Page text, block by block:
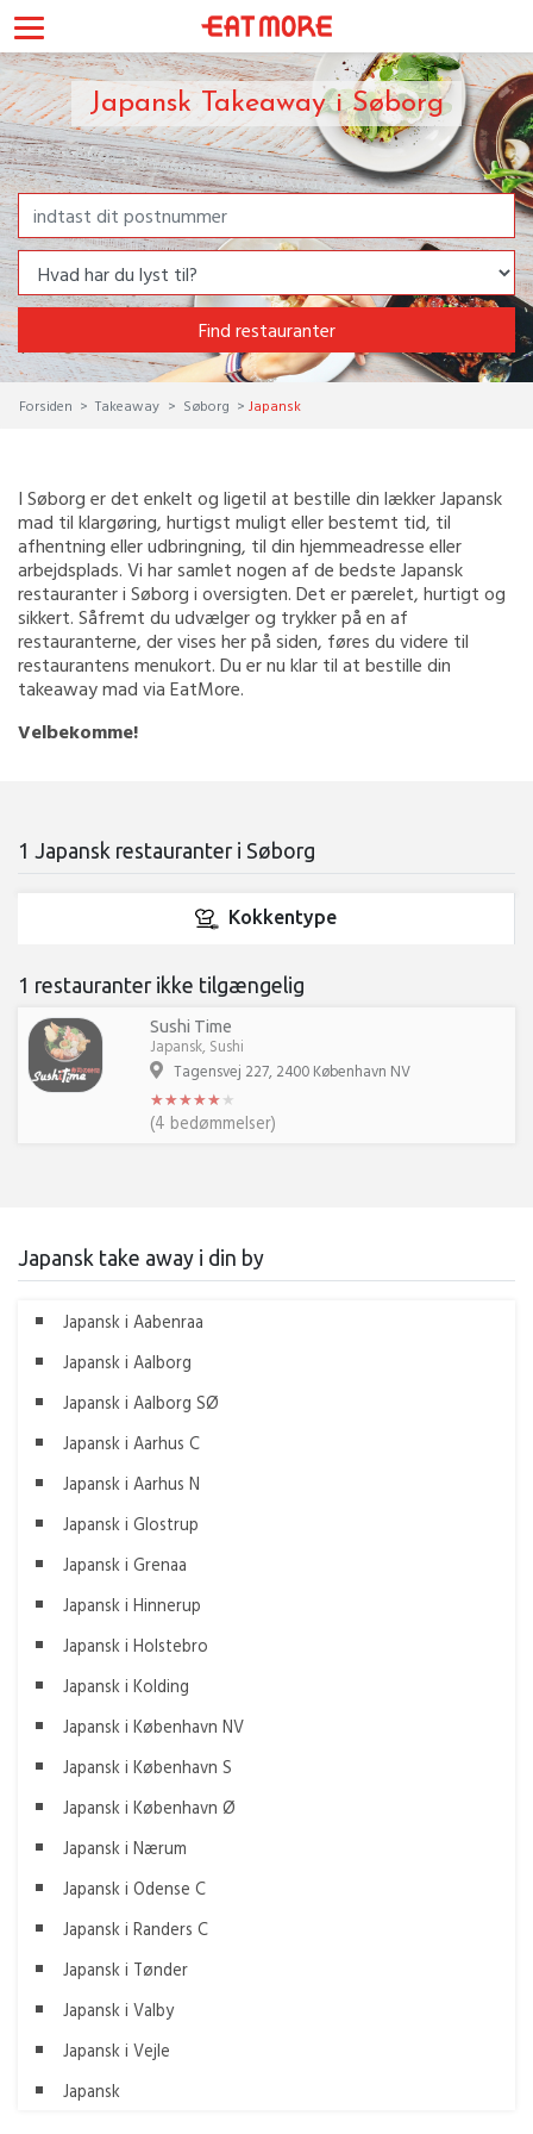
Japansk Takeaway i Søborg
Find restauranter
Forsiden Takeaway Søborg Japansk
I Søborg er det enkelt og ligetil at bestille din lækker Japansk
mad til klargøring, hurtigst muligt eller bestemt tid, til
afhentning eller udbringning, til din hjemmeadresse eller
arbejdsplads. Vi har samlet nogen af de bedste Japansk
restauranter i Søborg i oversigten. Det er pærelet, hurtigt og
sikkert. Såfremt du udvælger og trykker på en af
restauranterne, der vises her på siden, føres du videre til
restaurantens menukort. Du er nu klar til at bestille din
takeaway mad via EatMore.
Velbekomme!
1 Japansk restauranter i Søborg
Kokkentype
1 restauranter ikke tilgængelig
Sushi Time
Japansk, Sushi
Tagensvej 227, 2400 København NV
★★★★★★
★★★★★★
(4 bedømmelser)
Japansk take away i din by
Japansk i Aabenraa
Japansk i Aalborg
Japansk i Aalborg SØ
Japansk i Aarhus C
Japansk i Aarhus N
Japansk i Glostrup
Japansk i Grenaa
Japansk i Hinnerup
Japansk i Holstebro
Japansk i Kolding
Japansk i København NV
Japansk i København S
Japansk i København Ø
Japansk i Nærum
Japansk i Odense C
Japansk i Randers C
Japansk i Tønder
Japansk i Valby
Japansk i Vejle
Japansk